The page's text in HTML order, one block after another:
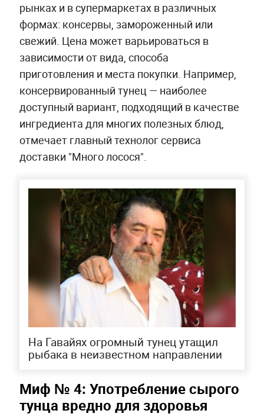
рынках и в супермаркетах в различных
формах: консервы, замороженный или
свежий. Цена может варьироваться в
зависимости от вида, способа
приготовления и места покупки. Например,
консервированный тунец — наиболее
доступный вариант, подходящий в качестве
ингредиента для многих полезных блюд,
отмечает главный технолог сервиса
доставки "Много лосося".
На Гавайях огромный тунец утащил
рыбака в неизвестном направлении
Миф № 4: Употребление сырого
тунца вредно для здоровья